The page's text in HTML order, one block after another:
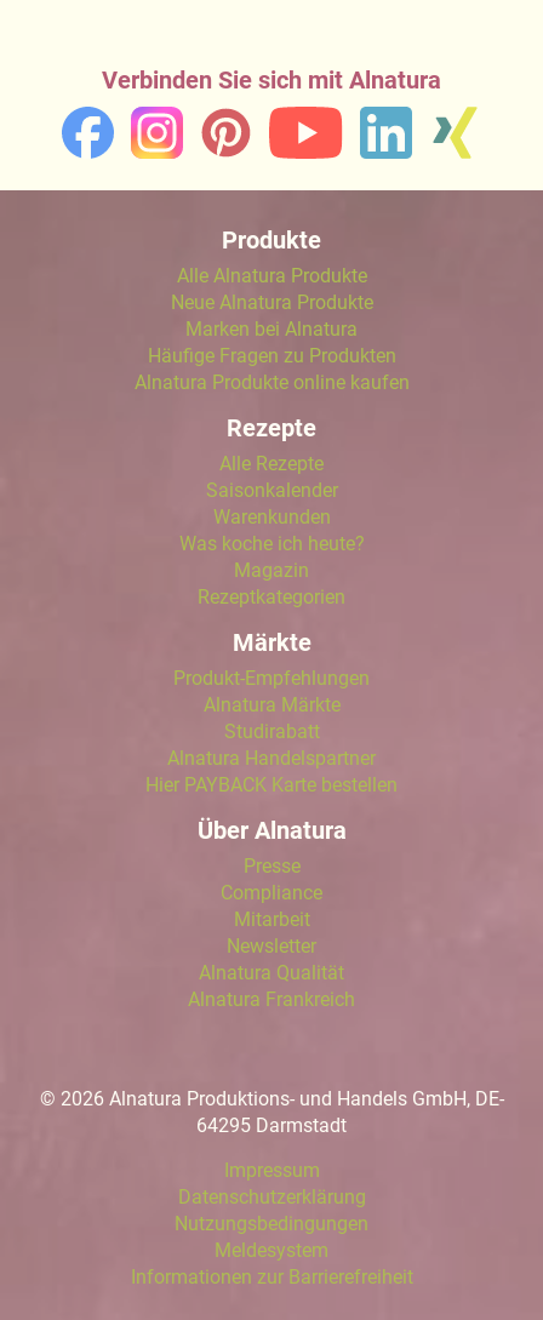
Verbinden Sie sich mit Alnatura
Produkte
Alle Alnatura Produkte
Neue Alnatura Produkte
Marken bei Alnatura
Häufige Fragen zu Produkten
Alnatura Produkte online kaufen
Rezepte
Alle Rezepte
Saisonkalender
Warenkunden
Was koche ich heute?
Magazin
Rezeptkategorien
Märkte
Produkt-Empfehlungen
Alnatura Märkte
Studirabatt
Alnatura Handelspartner
Hier PAYBACK Karte bestellen
Über Alnatura
Presse
Compliance
Mitarbeit
Newsletter
Alnatura Qualität
Alnatura Frankreich
© 2026 Alnatura Produktions- und Handels GmbH, DE-
64295 Darmstadt
Impressum
Datenschutzerklärung
Nutzungsbedingungen
Meldesystem
Informationen zur Barrierefreiheit